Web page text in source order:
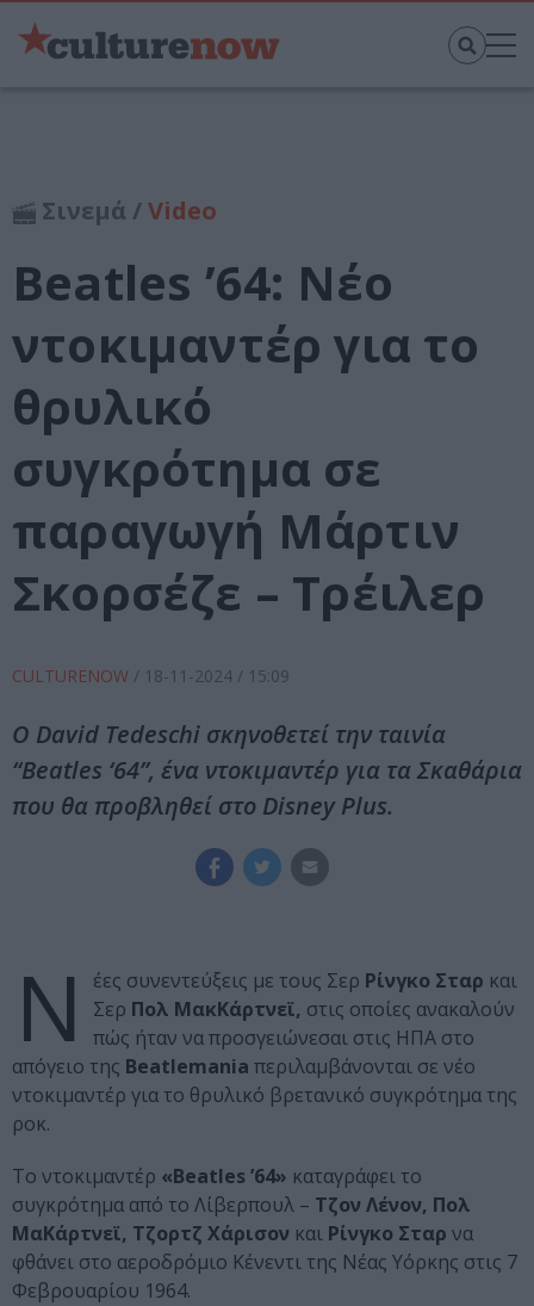
Σινεμά /Video
Beatles ’64: Νέο
ντοκιμαντέρ για το
θρυλικό
συγκρότημα σε
παραγωγή Μάρτιν
Σκορσέζε – Τρέιλερ
CULTURENOW / 18-11-2024 / 15:09
Ο David Tedeschi σκηνοθετεί την ταινία
“Beatles ‘64”, ένα ντοκιμαντέρ για τα Σκαθάρια
που θα προβληθεί στο Disney Plus.
Ν έες συνεντεύξεις με τους Σερ Ρίνγκο Σταρ και
Σερ Πολ ΜακΚάρτνεϊ, στις οποίες ανακαλούν
πώς ήταν να προσγειώνεσαι στις ΗΠΑ στο
απόγειο της Beatlemania περιλαμβάνονται σε νέο
ντοκιμαντέρ για το θρυλικό βρετανικό συγκρότημα της
ροκ.
Το ντοκιμαντέρ «Beatles ’64» καταγράφει το
συγκρότημα από το Λίβερπουλ – Τζον Λένον, Πολ
ΜαΚάρτνεϊ, Τζορτζ Χάρισον και Ρίνγκο Σταρ να
φθάνει στο αεροδρόμιο Κένεντι της Νέας Υόρκης στις 7
Φεβρουαρίου 1964.